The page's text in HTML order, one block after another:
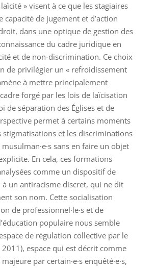
» visent à ce que les stagiaires
capacité de jugement et d’action
dans une optique de gestion des
du cadre juridique en
et de non-discrimination. Ce choix
de privilégier un « refroidissement
à mettre principalement
forgé par les lois de laïcisation
de séparation des Églises et de
permet à certains moments
stigmatisations et les discriminations
sans en faire un objet
En cela, ces formations
comme un dispositif de
un antiracisme discret, qui ne dit
son nom. Cette socialisation
de professionnel·le·s et de
populaire nous semble
de régulation collective par le
espace qui est décrit comme
par certain·e·s enquêté·e·s,